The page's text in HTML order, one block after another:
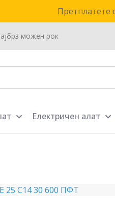
Претплатете
можен рок
Електричен алат